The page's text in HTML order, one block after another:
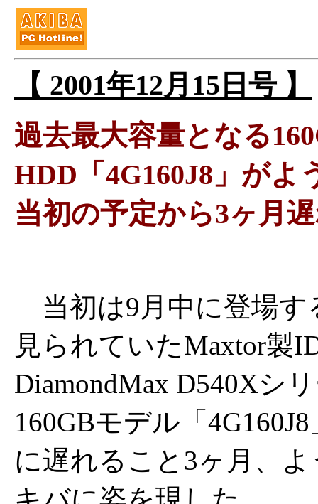
【 2001年12月15日号 】
過去最大容量となる
HDD「4G160J8」がよ
当初の予定から3ヶ月
当初は9月中に登場す
見られていたMaxtor製
DiamondMax D540Xシ
160GBモデル「
に遅れること3ヶ月、